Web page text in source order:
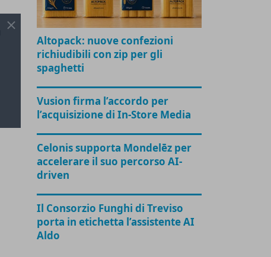
Altopack: nuove confezioni
richiudibili con zip per gli
spaghetti
Vusion firma l’accordo per
l’acquisizione di In-Store Media
Celonis supporta Mondelēz per
accelerare il suo percorso AI-
driven
Il Consorzio Funghi di Treviso
porta in etichetta l’assistente AI
Aldo